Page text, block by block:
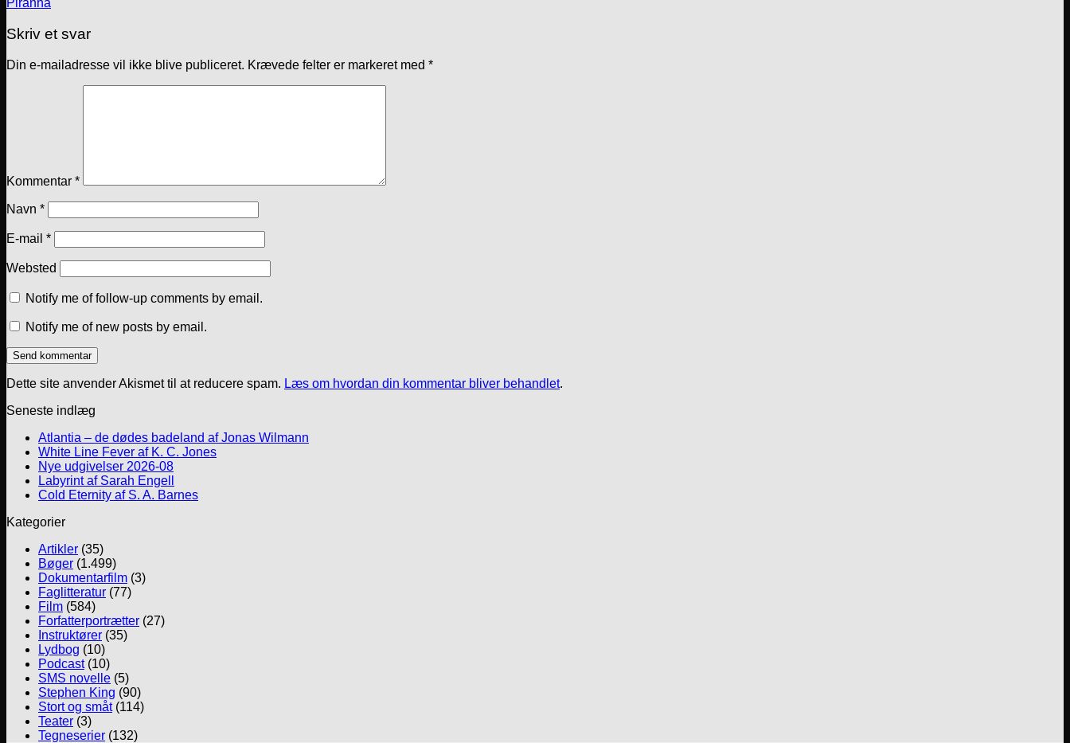
Piranha
Skriv et svar
Din e-mailadresse vil ikke blive publiceret. Krævede felter er markeret med *
Kommentar *
Navn *
E-mail *
Websted
Notify me of follow-up comments by email.
Notify me of new posts by email.
Dette site anvender Akismet til at reducere spam. Læs om hvordan din kommentar bliver behandlet.
Seneste indlæg
Atlantia – de dødes badeland af Jonas Wilmann
White Line Fever af K. C. Jones
Nye udgivelser 2026-08
Labyrint af Sarah Engell
Cold Eternity af S. A. Barnes
Kategorier
Artikler (35)
Bøger (1.499)
Dokumentarfilm (3)
Faglitteratur (77)
Film (584)
Forfatterportrætter (27)
Instruktører (35)
Lydbog (10)
Podcast(10)
SMS novelle (5)
Stephen King (90)
Stort og småt(114)
Teater (3)
Tegneserier (132)